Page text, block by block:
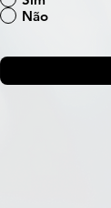
Não